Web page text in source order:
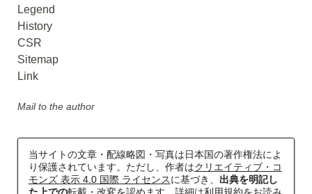
楽天市場
Legend
History
CSR
Sitemap
Link
Mail to the author
当サイトの文章・配線略図・写真は日本国の著作権法によ
り保護されています。ただし、作者はクリエイティブ・コ
モンズ 表示 4.0 国際 ライセンスに基づき、 出典を明記し